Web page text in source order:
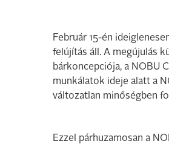
Február 15-én
felújítás áll. A megújulás
bárkoncepciója, a NOBU
munkálatok ideje alatt a
változatlan minőségben
Ezzel párhuzamosan a